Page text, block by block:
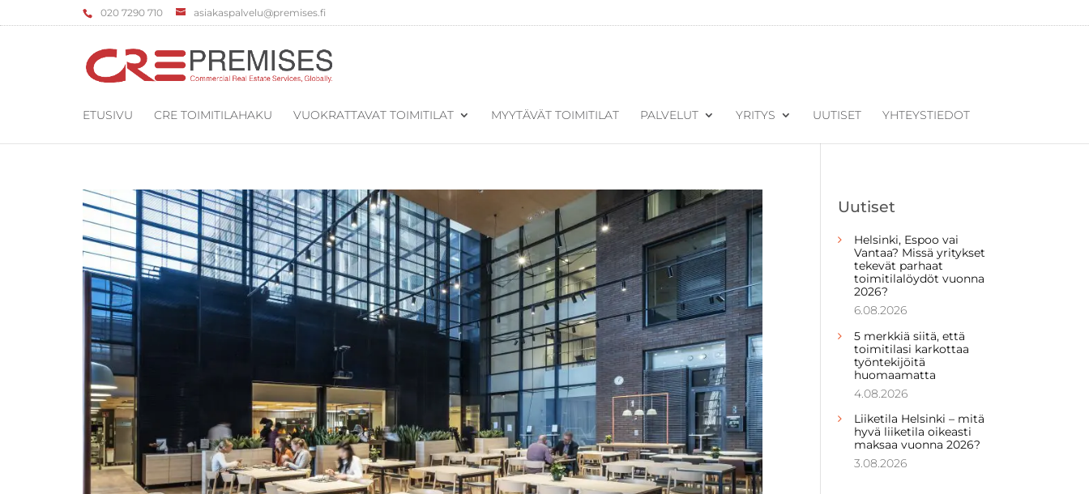
‌020 7290 710 asiakaspalvelu@premises.fi
ETUSIVU CRE TOIMITILAHAKU VUOKRATTAVAT TOIMITILAT MYYTÄVÄT TOIMITILAT PALVELUT YRITYS UUTISET YHTEYSTIEDOT
Uutiset
Helsinki, Espoo vai
Vantaa? Missä yritykset
tekevät parhaat
toimitilalöydöt vuonna
2026?
6.08.2026
5 merkkiä siitä, että
toimitilasi karkottaa
työntekijöitä
huomaamatta
4.08.2026
Liiketila Helsinki – mitä
hyvä liiketila oikeasti
maksaa vuonna 2026?
3.08.2026